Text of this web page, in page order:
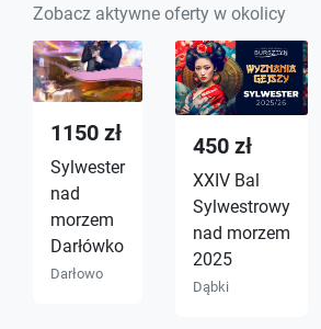
Zobacz aktywne oferty w okolicy
1150 zł
Sylwester
nad
morzem
Darłówko
Darłowo
450 zł
XXIV Bal
Sylwestrowy
nad morzem
2025
Dąbki